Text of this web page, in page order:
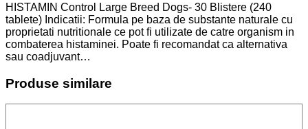
HISTAMIN Control Large Breed Dogs- 30 Blistere (240
tablete) Indicatii: Formula pe baza de substante naturale cu
proprietati nutritionale ce pot fi utilizate de catre organism in
combaterea histaminei. Poate fi recomandat ca alternativa
sau coadjuvant…
Produse similare